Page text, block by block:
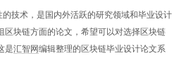
技术，是国内外活跃的研究领域和毕业设计
区块链方面的论文，希望可以对选择区块链
是汇智网编辑整理的区块链毕业设计论文系